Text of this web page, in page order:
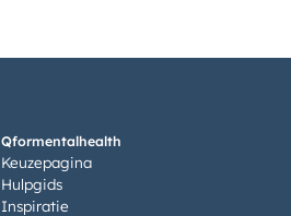
Qformentalhealth
Keuzepagina
Hulpgids
Inspiratie